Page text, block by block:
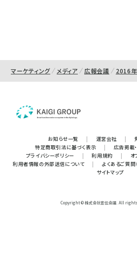
マーケティング メディア 広報会議 2016
お知らせ一覧 | 運営会社 |
特定商取引法に基づく表示
| 広告掲載
プライバシーポリシー
| 利用規約 | オ
利用者情報の外部送信について
| よくあるご質問
サイトマップ
Copyright © 株式会社宣伝会議. All